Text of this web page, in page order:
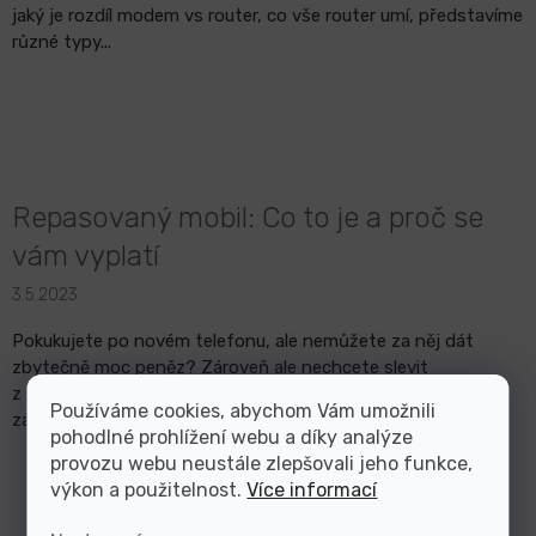
Používáme cookies, abychom Vám umožnili
pohodlné prohlížení webu a díky analýze
provozu webu neustále zlepšovali jeho funkce,
výkon a použitelnost.Více informací
jaký je rozdíl modem vs router, co vše router umí, představíme
různé typy...
Repasovaný mobil: Co to je a proč se
vám vyplatí
3.5.2023
Pokukujete po novém telefonu, ale nemůžete za něj dát
zbytečně moc peněz? Zároveň ale nechcete slevit
z požadavků na kvalitu, výdrž baterky a chcete mít i jistotu
záruky na mobil. V takovém ...